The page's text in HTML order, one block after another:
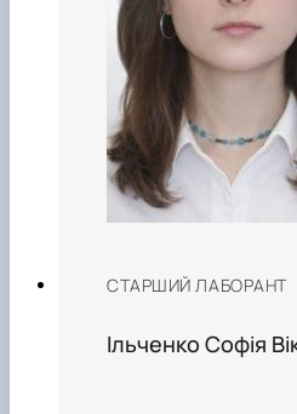
СТАРШИЙ ЛАБОРАНТ
Ільченко Софія